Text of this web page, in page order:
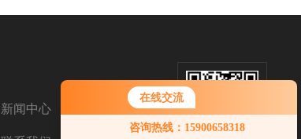
在线交流
咨询热线：15900658318
新闻中心